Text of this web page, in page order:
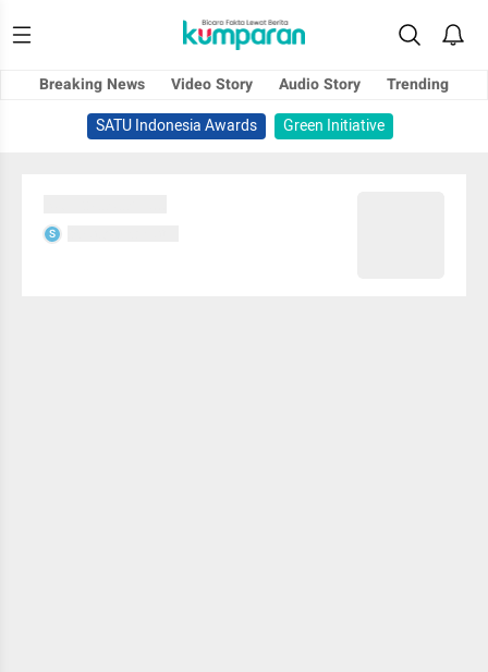
Breaking News Video Story Audio Story
Trending
SATU Indonesia Awards
Green Initiative
S